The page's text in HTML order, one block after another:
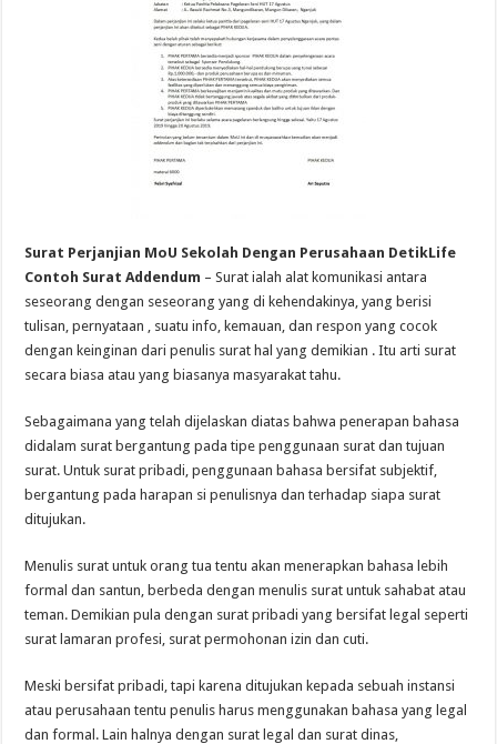
Surat Perjanjian MoU Sekolah Dengan Perusahaan DetikLife
Contoh Surat Addendum – Surat ialah alat komunikasi antara
seseorang dengan seseorang yang di kehendakinya, yang berisi
tulisan, pernyataan , suatu info, kemauan, dan respon yang cocok
dengan keinginan dari penulis surat hal yang demikian . Itu arti surat
secara biasa atau yang biasanya masyarakat tahu.
Sebagaimana yang telah dijelaskan diatas bahwa penerapan bahasa
didalam surat bergantung pada tipe penggunaan surat dan tujuan
surat. Untuk surat pribadi, penggunaan bahasa bersifat subjektif,
bergantung pada harapan si penulisnya dan terhadap siapa surat
ditujukan.
Menulis surat untuk orang tua tentu akan menerapkan bahasa lebih
formal dan santun, berbeda dengan menulis surat untuk sahabat atau
teman. Demikian pula dengan surat pribadi yang bersifat legal seperti
surat lamaran profesi, surat permohonan izin dan cuti.
Meski bersifat pribadi, tapi karena ditujukan kepada sebuah instansi
atau perusahaan tentu penulis harus menggunakan bahasa yang legal
dan formal. Lain halnya dengan surat legal dan surat dinas,